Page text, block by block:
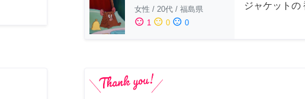
女性 / 20代 / 福島県
sentiment_satisfied 1 sentiment_neutral 0 sentiment_dissatisfied 0
ジャケットの